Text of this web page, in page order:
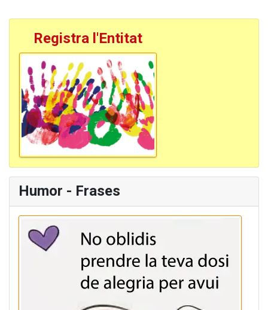
Registra l'Entitat
Humor - Frases